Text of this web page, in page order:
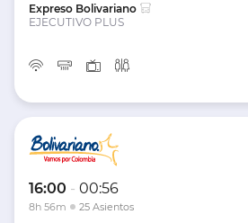
Expreso Bolivariano
EJECUTIVO PLUS
16:00 - 00:56
8h 56m 25 Asientos